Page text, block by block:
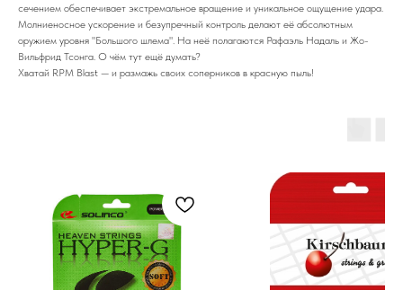
сечением обеспечивает экстремальное вращение и уникальное ощущение удара.
Молниеносное ускорение и безупречный контроль делают её абсолютным
оружием уровня "Большого шлема". На неё полагаются Рафаэль Надаль и Жо-
Вильфрид Тсонга. О чём тут ещё думать?
Хватай RPM Blast — и размажь своих соперников в красную пыль!